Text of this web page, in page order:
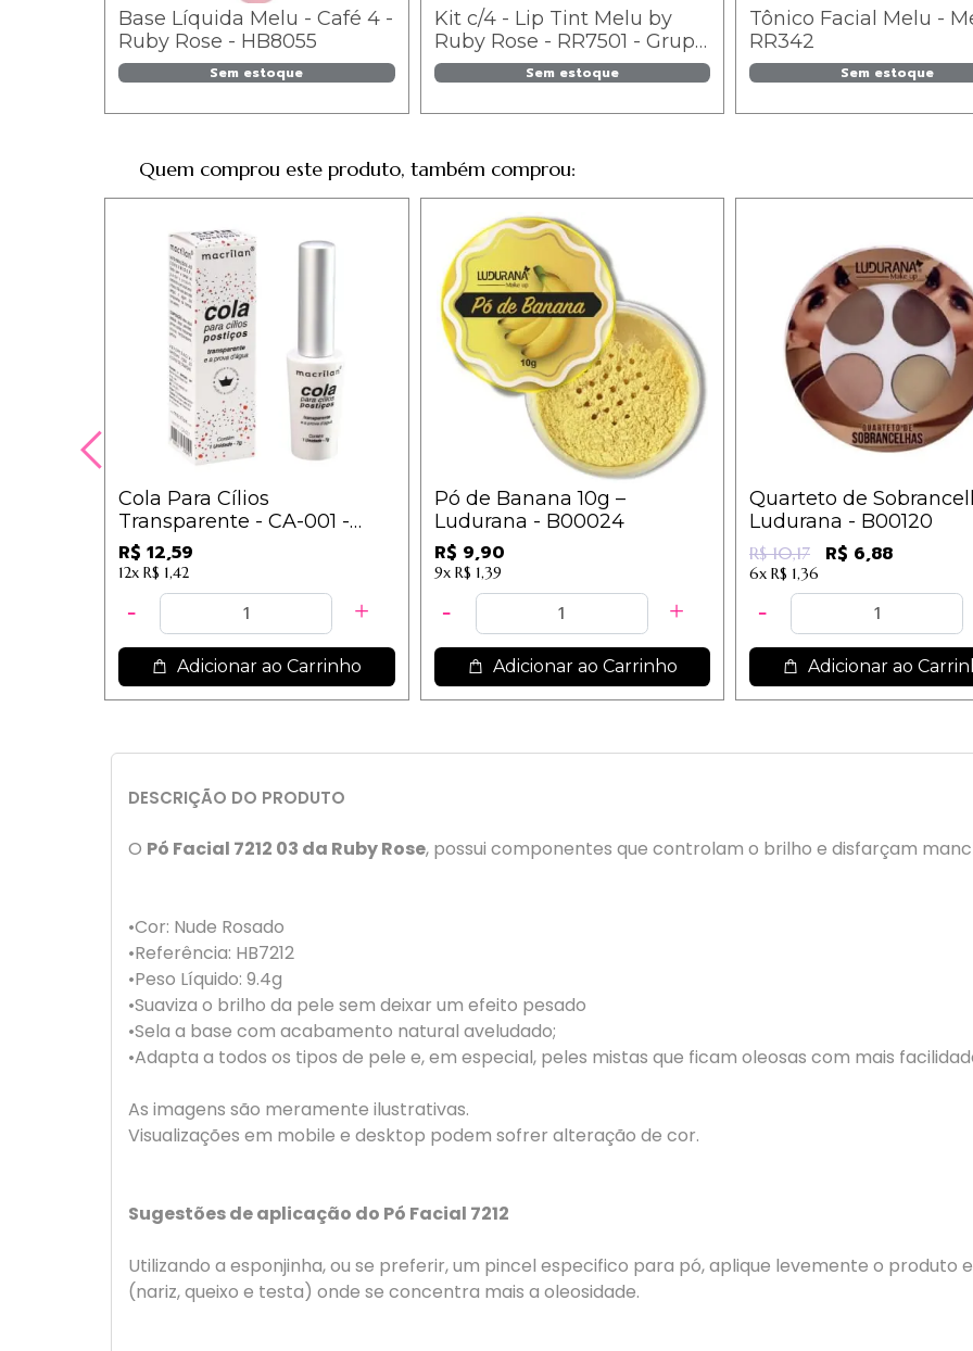
Base Líquida Melu - Café 4 -
Ruby Rose - HB8055
Sem estoque
Kit c/4 - Lip Tint Melu by
Ruby Rose - RR7501 - Grupo
2 / 9,79
Sem estoque
Tônico Facial Melu -
RR342
Sem estoque
Quem comprou este produto, também comprou:
Cola Para Cílios
Transparente - CA-001 -
Macrilan
R$ 12,59
12x R$ 1,42
Adicionar ao Carrinho
Pó de Banana 10g –
Ludurana - B00024
R$ 9,90
9x R$ 1,39
Adicionar ao Carrinho
Quarteto de
Ludurana - B00120
R$ 10,17 R$ 6,88
6x R$ 1,36
Adicionar ao
DESCRIÇÃO DO PRODUTO
O Pó Facial 7212 03 da Ruby Rose, possui componentes que controlam o brilho e disfarçam
•Cor: Nude Rosado
•Referência: HB7212
•Peso Líquido: 9.4g
•Suaviza o brilho da pele sem deixar um efeito pesado
•Sela a base com acabamento natural aveludado;
•Adapta a todos os tipos de pele e, em especial, peles mistas que ficam oleosas com mais
As imagens são meramente ilustrativas.
Visualizações em mobile e desktop podem sofrer alteração de cor.
Sugestões de aplicação do Pó Facial 7212
Utilizando a esponjinha, ou se preferir, um pincel especifico para pó, aplique levemente o produto
(nariz, queixo e testa) onde se concentra mais a oleosidade.